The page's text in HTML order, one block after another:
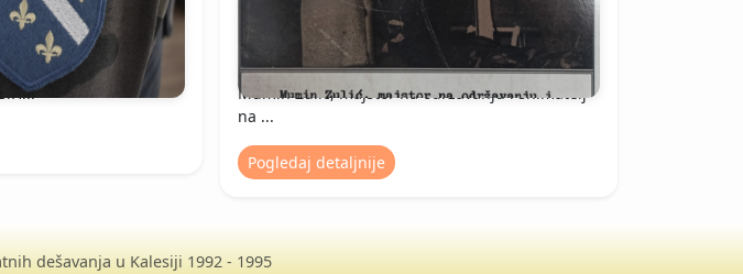
Mumin Zulić, majstor na održavanju i snimatelj
na ...
Pogledaj detaljnije
dešavanja u Kalesiji 1992 - 1995